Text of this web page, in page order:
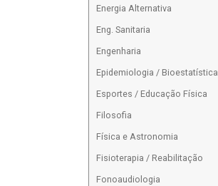
Energia Alternativa
Eng. Sanitaria
Engenharia
Epidemiologia / Bioestatística
Esportes / Educação Física
Filosofia
Física e Astronomia
Fisioterapia / Reabilitação
Fonoaudiologia